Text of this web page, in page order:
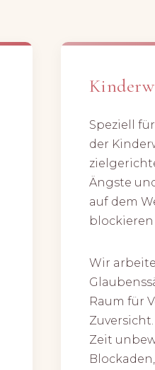
Speziell
der
Ängste
auf dem
blockieren
Wir
Raum für
Zeit